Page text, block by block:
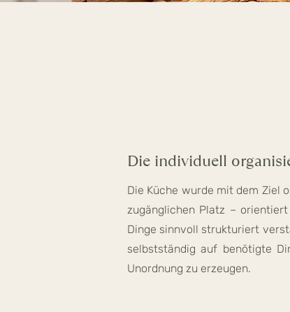
Die individuell
Die Küche wurde mit dem Ziel
zugänglichen Platz –
Dinge sinnvoll strukturiert
selbstständig auf benötigte
Unordnung zu erzeugen.